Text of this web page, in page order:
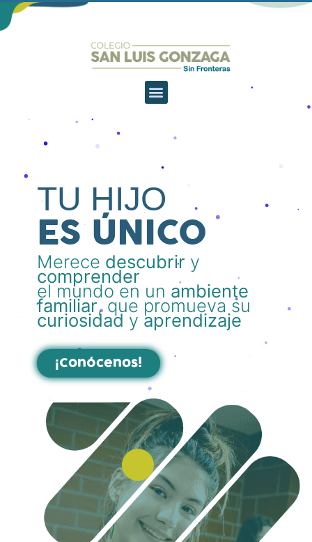
TU HIJO
ES ÚNICO
Merece descubrir y
comprender
el mundo en un ambiente
familiar, que promueva su
curiosidad y aprendizaje
¡Conócenos!